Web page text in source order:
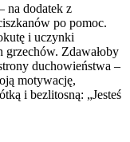
na dodatek z
po pomoc.
i uczynki
grzechów. Zdawałoby
duchowieństwa –
motywację,
i bezlitosną: „Jesteś